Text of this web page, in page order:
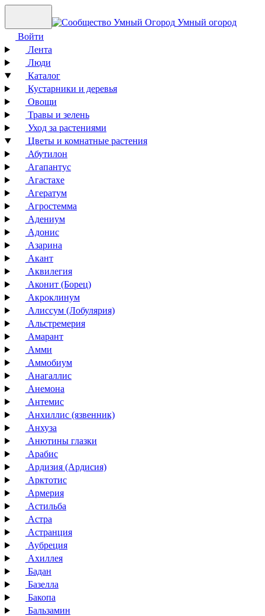
Умный огород
Войти
Лента
Люди
Каталог
Кустарники и деревья
Овощи
Травы и зелень
Уход за растениями
Цветы и комнатные растения
Абутилон
Агапантус
Агастахе
Агератум
Агростемма
Адениум
Адонис
Азарина
Акант
Аквилегия
Аконит (Борец)
Акроклинум
Алиссум (Лобулярия)
Альстремерия
Амарант
Амми
Аммобиум
Анагаллис
Анемона
Антемис
Анхиллис (язвенник)
Анхуза
Анютины глазки
Арабис
Ардизия (Ардисия)
Арктотис
Армерия
Астильба
Астра
Астранция
Аубреция
Ахиллея
Бадан
Базелла
Бакопа
Бальзамин